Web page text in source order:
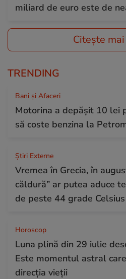
miliard de euro este de
Citește
TRENDING
Bani și Afaceri
Motorina a depășit 10 lei
să coste benzina la
Știri Externe
Vremea în Grecia, în
căldură” ar putea aduce
de peste 44 grade Celsius
Horoscop
Luna plină din 29 iulie
Este momentul astral
direcția vieții